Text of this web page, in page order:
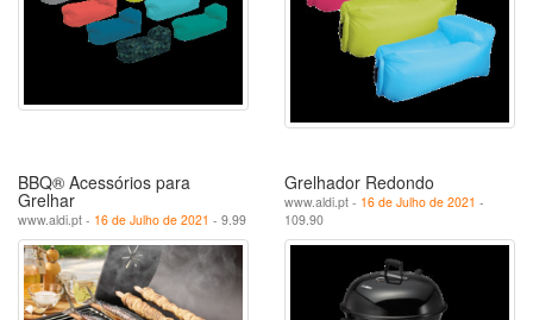
BBQ® Acessórios para
Grelhar
www.aldi.pt - 16 de Julho de 2021 - 9.99
Grelhador Redondo
www.aldi.pt - 16 de Julho de 2021 -
109.90